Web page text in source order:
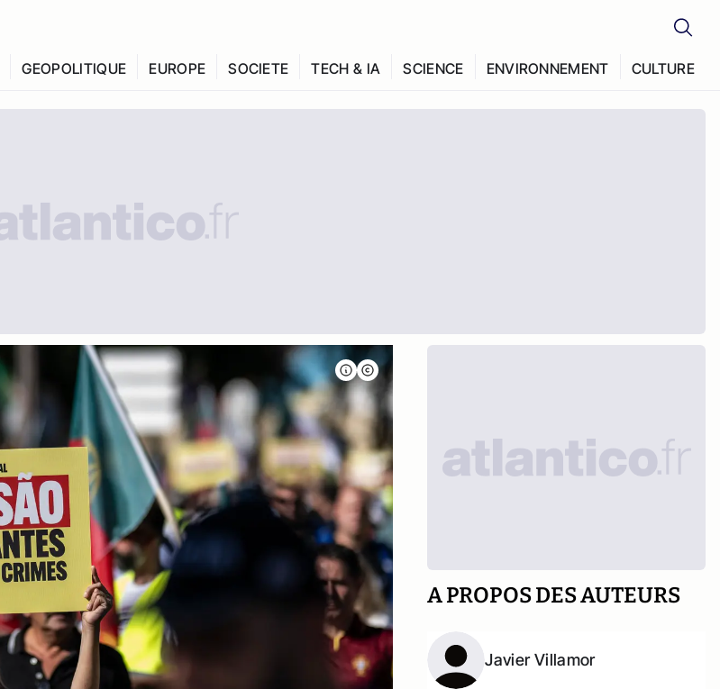
GEOPOLITIQUE EUROPE SOCIETE TECH & IA SCIENCE ENVIRONNEMENT CULTURE
A PROPOS DES AUTEURS
Javier Villamor